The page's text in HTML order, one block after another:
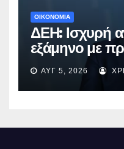
ΟΙΚΟΝΟΜΙΑ
ΔΕΗ: Ισχυρή
εξάμηνο με
EBITDA στα
ΑΥΓ 5, 2026